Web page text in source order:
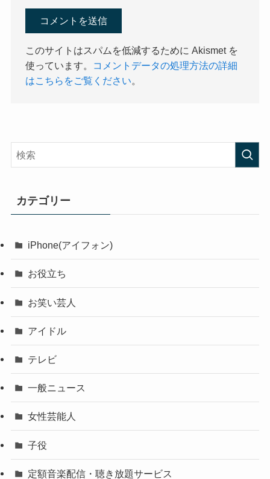
このサイトはスパムを低減するために Akismet を
使っています。
コメントデータの処理方法の詳細
はこちらをご覧ください。
カテゴリー
iPhone(アイフォン)
お役立ち
お笑い芸人
アイドル
テレビ
一般ニュース
女性芸能人
子役
定額音楽配信・聴き放題サービス